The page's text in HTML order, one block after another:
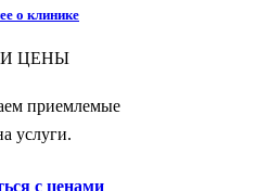
о клинике
ЦЕНЫ
приемлемые
услуги.
с ценами